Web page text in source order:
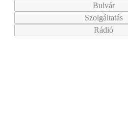
Bulvár
Szolgáltatás
Rádió